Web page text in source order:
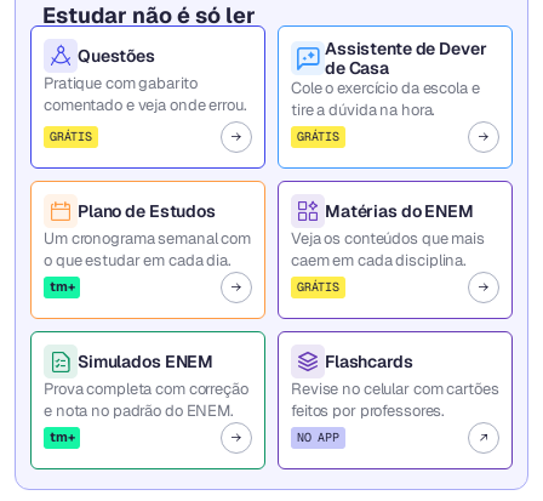
Estudar não é só ler
Questões
Pratique com gabarito
comentado e veja onde errou.
GRÁTIS
Assistente de Dever
de Casa
Cole o exercício da escola e
tire a dúvida na hora.
GRÁTIS
Plano de Estudos
Um cronograma semanal com
o que estudar em cada dia.
tm+
Matérias do ENEM
Veja os conteúdos que mais
caem em cada disciplina.
GRÁTIS
Simulados ENEM
Prova completa com correção
e nota no padrão do ENEM.
tm+
Flashcards
Revise no celular com cartões
feitos por professores.
NO APP